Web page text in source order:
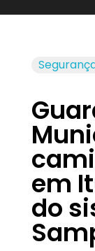
em
do